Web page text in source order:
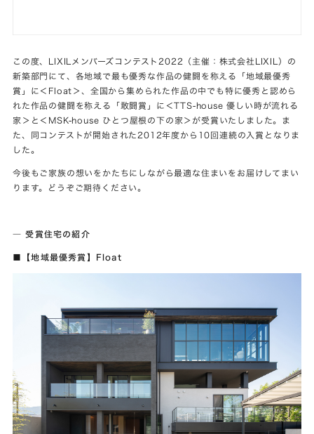
この度、LIXILメンバーズコンテスト2022（主催：株式会社LIXIL）の
新築部門にて、各地域で最も優秀な作品の健闘を称える「地域最優秀
賞」に＜Float＞、全国から集められた作品の中でも特に優秀と認めら
れた作品の健闘を称える「敢闘賞」に＜TTS-house 優しい時が流れる
家＞と＜MSK-house ひとつ屋根の下の家＞が受賞いたしました。ま
た、同コンテストが開始された2012年度から10回連続の入賞となりま
した。
今後もご家族の想いをかたちにしながら最適な住まいをお届けしてまい
ります。どうぞご期待ください。
― 受賞住宅の紹介
■【地域最優秀賞】Float